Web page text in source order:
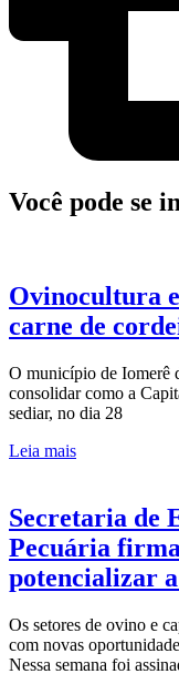
Você pode se
Ovinocultura
carne de
O município de Iomerê
consolidar como a
sediar, no dia 28
Leia mais
Secretaria de
Pecuária
potencializar
Os setores de ovino e
com novas
Nessa semana foi